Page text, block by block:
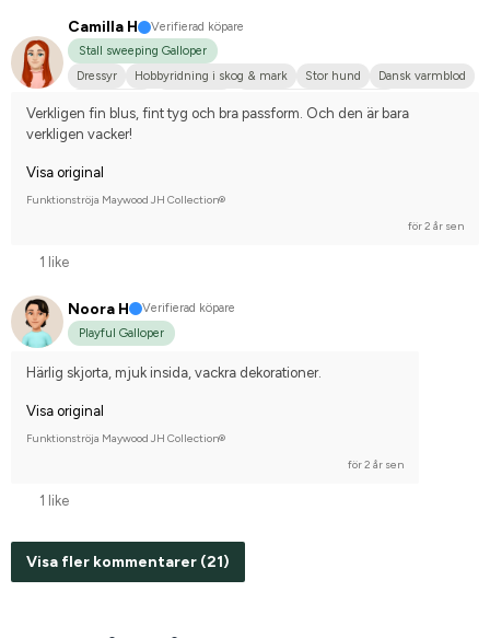
Camilla H
Verifierad köpare
Stall sweeping Galloper
Dressyr
Hobbyridning i skog & mark Stor hund
Dansk varmblod
Verkligen fin blus, fint tyg och bra passform. Och den är bara
verkligen vacker!
Visa original
Funktionströja Maywood JH Collection®
för 2 år sen
1 like
Noora H
Verifierad köpare
Playful Galloper
Härlig skjorta, mjuk insida, vackra dekorationer.
Visa original
Funktionströja Maywood JH Collection®
för 2 år sen
1 like
Visa fler kommentarer (21)